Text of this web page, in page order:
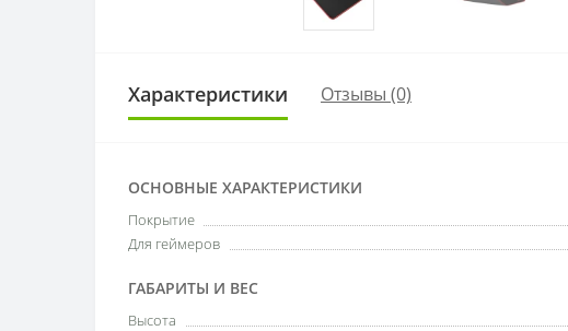
Характеристики Отзывы (0)
ОСНОВНЫЕ ХАРАКТЕРИСТИКИ
Покрытие
Для геймеров
ГАБАРИТЫ И ВЕС
Высота